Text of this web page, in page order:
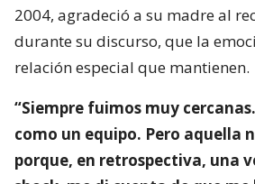
2004, agradeció a su madre al
durante su discurso, que la
relación especial que mantienen.
“Siempre fuimos muy
como un equipo. Pero aquella
porque, en retrospectiva, una